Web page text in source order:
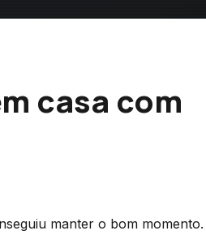
casa com
manter o bom momento.